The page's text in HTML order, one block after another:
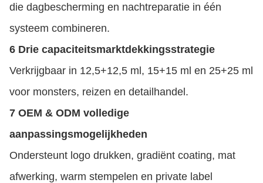
die dagbescherming en nachtreparatie in één
systeem combineren.
6 Drie capaciteitsmarktdekkingsstrategie
Verkrijgbaar in 12,5+12,5 ml, 15+15 ml en 25+25 ml
voor monsters, reizen en detailhandel.
7 OEM & ODM volledige
aanpassingsmogelijkheden
Ondersteunt logo drukken, gradiënt coating, mat
afwerking, warm stempelen en private label